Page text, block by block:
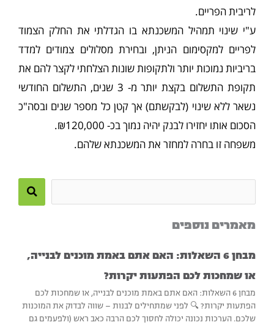
this
site
מאמרים נוספים
מבחן 6 השאלות: האם אתם באמת מוכנים לבנייה,
או שמחכות לכם הפתעות יקרות?
מבחן 6 השאלות: האם אתם באמת מוכנים לבנייה, או שמחכות לכם
הפתעות יקרות? 🔍 לפני שמתחילים לבנות – שווה לבדוק את המוכנות
שלכם. הערכות נכונה יכולה לחסוך לכם הרבה כאב ראש (ולפעמים גם
לריבית הפריים.
ע"י שינוי תמהיל המשכנתא בו הגדלתי את החלק הצמוד
לפריים למקסימום הניתן, ובחירת מסלולים צמודים למדד
בריביות נמוכות יותר ולתקופות שונות הצלחתי לקצר להם את
תקופת התשלום בקצת יותר מ- 3 שנים, התשלום החודשי
נשאר ללא שינוי (לבקשתם) אך קטן כל מספר שנים ובסה"כ
הסכום אותו יחזירו לבנק יהיה נמוך בכ- ₪120,000.
משפחה זו בחרה למחזר את המשכנתא שלהם.